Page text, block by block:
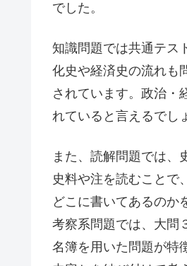
でした。
知識問題では共通テス
化史や経済史の流れも
されています。政治・
れていると言えるでし
また、読解問題では、
史料や注を読むことで
どこに書いてあるのか
考察系問題では、大問
名簿を用いた問題が特